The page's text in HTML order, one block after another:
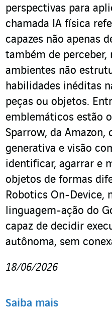
perspectivas para
chamada IA física
capazes não apenas
também de
ambientes não
habilidades inéditas
peças ou objetos.
emblemáticos estão
Sparrow, da Amazon,
generativa e visão
identificar, agarrar e
objetos de formas
Robotics On-Device,
linguagem-ação do
capaz de decidir
autônoma, sem
18/06/2026
Saiba mais